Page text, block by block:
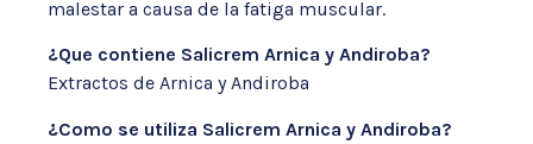
malestar a causa de la fatiga muscular.
¿Que contiene Salicrem Arnica y Andiroba?
Extractos de Arnica y Andiroba
¿Como se utiliza Salicrem Arnica y Andiroba?